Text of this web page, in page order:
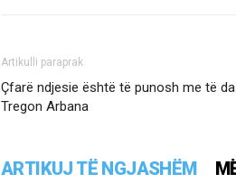
Artikulli paraprak
Çfarë ndjesie është të punosh me të
Tregon Arbana
ARTIKUJ TË NGJASHËM